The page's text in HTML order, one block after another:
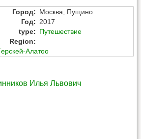
Город: Москва, Пущино
Год: 2017
type: Путешествие
Region:
Алатоо
Илья Львович